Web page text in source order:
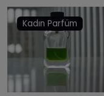
Kadın Parfüm